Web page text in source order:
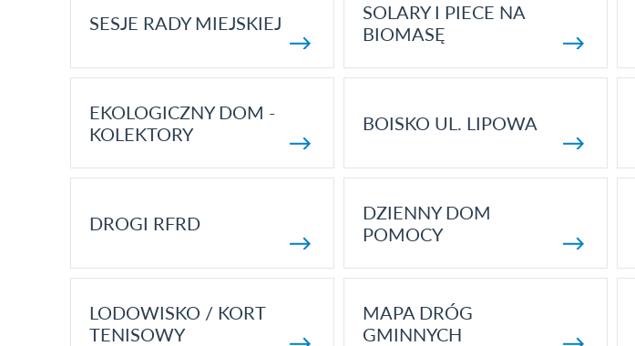
SESJE RADY MIEJSKIEJ
SOLARY I PIECE NA
BIOMASĘ
EKOLOGICZNY DOM -
KOLEKTORY
BOISKO UL. LIPOWA
DROGI RFRD
DZIENNY DOM
POMOCY
LODOWISKO / KORT
TENISOWY
MAPA DRÓG
GMINNYCH